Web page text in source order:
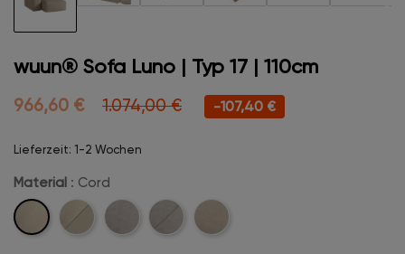
wuun® Sofa Luno | Typ 17 | 110cm
966,60 € 1.074,00 € -107,40 €
Lieferzeit: 1-2 Wochen
Material : Cord
Cord
Cord-
Velvet
Velvet- Boucle